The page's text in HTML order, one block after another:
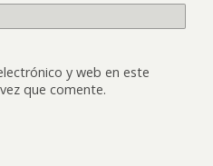
y web en este
que comente.